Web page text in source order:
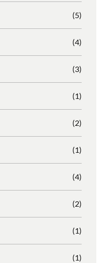
(5)
(4)
(3)
(1)
(2)
(1)
(4)
(2)
(1)
(1)